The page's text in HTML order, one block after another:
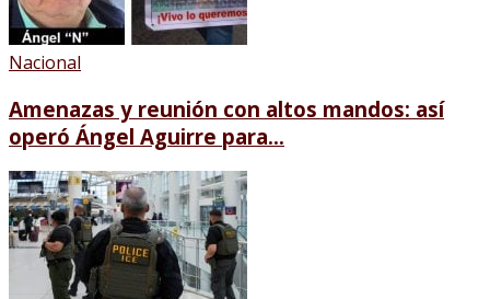
Nacional
Amenazas y reunión con altos mandos: así
operó Ángel Aguirre para...